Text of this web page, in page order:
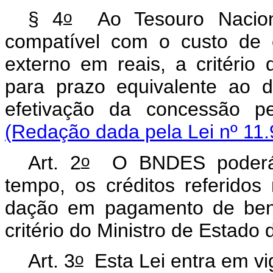
§ 4oAo Tesouro
compatível com o custo de
externo em reais, a critério
para prazo equivalente ao
efetivação da concessão
(Redação dada pela Lei nº
Art. 2oO BNDES
tempo, os créditos
dação em pagamento de
critério do Ministro de Estado
Art. 3oEsta Lei entra em